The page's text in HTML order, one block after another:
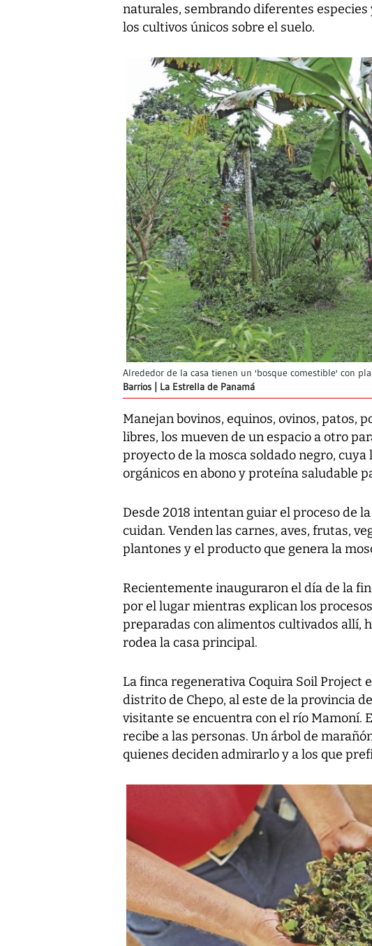
naturales, sembrando diferentes
los cultivos únicos sobre el suelo.
Alrededor de la casa tienen un 'bosque comestible' con
Barrios | La Estrella de Panamá
Manejan bovinos, equinos, ovinos, patos,
libres, los mueven de un espacio a otro
proyecto de la mosca soldado negro,
orgánicos en abono y proteína saludable
Desde 2018 intentan guiar el proceso de
cuidan. Venden las carnes, aves, frutas,
plantones y el producto que genera la
Recientemente inauguraron el día de la
por el lugar mientras explican los
preparadas con alimentos cultivados allí,
rodea la casa principal.
La finca regenerativa Coquira Soil Project
distrito de Chepo, al este de la provincia
visitante se encuentra con el río Mamoní.
recibe a las personas. Un árbol de
quienes deciden admirarlo y a los que